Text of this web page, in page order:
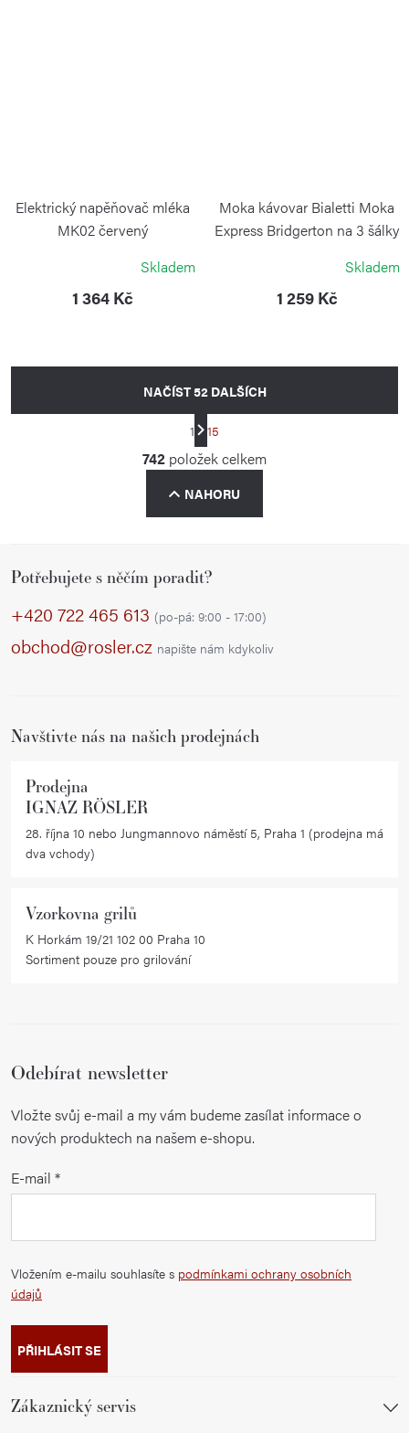
Elektrický napěňovač mléka
MK02 červený
Skladem
1 364 Kč
Moka kávovar Bialetti Moka
Express Bridgerton na 3 šálky
Skladem
1 259 Kč
O
v
l
á
a
í
p
y
i
NAČÍST 52 DALŠÍCH
S
t
r
á
v
n
1 15
742 položek celkem
NAHORU
Potřebujete s něčím poradit?
+420 722 465 613 (po-pá: 9:00 - 17:00)
obchod@rosler.cz napište nám kdykoliv
Navštivte nás na našich prodejnách
Prodejna
IGNAZ RÖSLER
28. října 10 nebo Jungmannovo náměstí 5, Praha 1 (prodejna má
dva vchody)
Vzorkovna grilů
K Horkám 19/21 102 00 Praha 10
Sortiment pouze pro grilování
Odebírat newsletter
Vložte svůj e-mail a my vám budeme zasílat informace o
nových produktech na našem e-shopu.
E-mail
Vložením e-mailu souhlasíte s podmínkami ochrany osobních
údajů
PŘIHLÁSIT SE
Zákaznický servis